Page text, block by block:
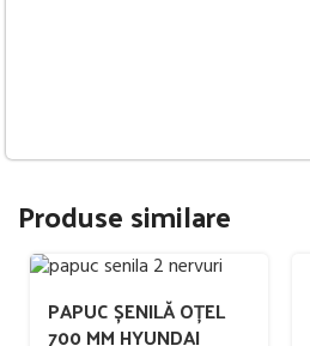
Produse similare
PAPUC ȘENILĂ OȚEL
700 MM HYUNDAI